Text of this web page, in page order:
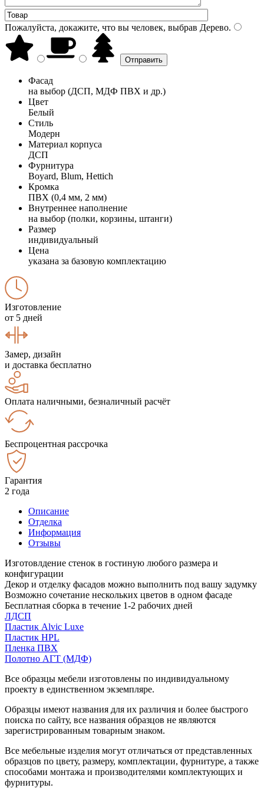
Пожалуйста, докажите, что вы человек, выбрав Дерево.
Фасад
на выбор (ДСП, МДФ ПВХ и др.)
Цвет
Белый
Стиль
Модерн
Материал корпуса
ДСП
Фурнитура
Boyard, Blum, Hettich
Кромка
ПВХ (0,4 мм, 2 мм)
Внутреннее наполнение
на выбор (полки, корзины, штанги)
Размер
индивидуальный
Цена
указана за базовую комплектацию
Изготовление
от 5 дней
Замер, дизайн
и доставка бесплатно
Оплата наличными, безналичный расчёт
Беспроцентная рассрочка
Гарантия
2 года
Описание
Отделка
Информация
Отзывы
Изготовлдение стенок в гостиную любого размера и
конфигурации
Декор и отделку фасадов можно выполнить под вашу задумку
Возможно сочетание нескольких цветов в одном фасаде
Бесплатная сборка в течение 1-2 рабочих дней
ЛДСП
Пластик Alvic Luxe
Пластик HPL
Пленка ПВХ
Полотно АГТ (МДФ)
Все образцы мебели изготовлены по индивидуальному
проекту в единственном экземпляре.
Образцы имеют названия для их различия и более быстрого
поиска по сайту, все названия образцов не являются
зарегистрированным товарным знаком.
Все мебельные изделия могут отличаться от представленных
образцов по цвету, размеру, комплектации, фурнитуре, а также
способами монтажа и производителями комплектующих и
фурнитуры.